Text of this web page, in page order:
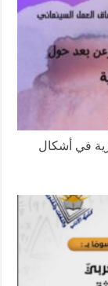
في أشكال